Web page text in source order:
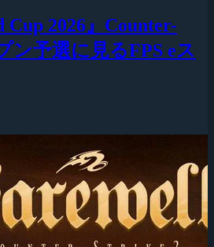
Cup 2026』Counter-
ン予選に見るFPS eス